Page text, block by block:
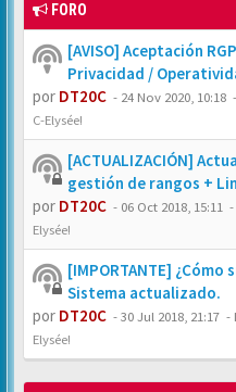
FORO
[AVISO] Aceptación
Privacidad /
por DT20C - 24 Nov 2020, 10:18
C-Elysée!
[ACTUALIZACIÓN]
gestión de rangos +
por DT20C - 06 Oct 2018, 15:11 -
Elysée!
[IMPORTANTE] ¿Cómo
Sistema actualizado.
por DT20C -30 Jul 2018, 21:17 -
Elysée!